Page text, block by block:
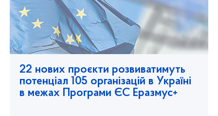
22 нових проєкти розвиватимуть
потенціал 105 організацій в Україні
в межах Програми ЄС Еразмус+